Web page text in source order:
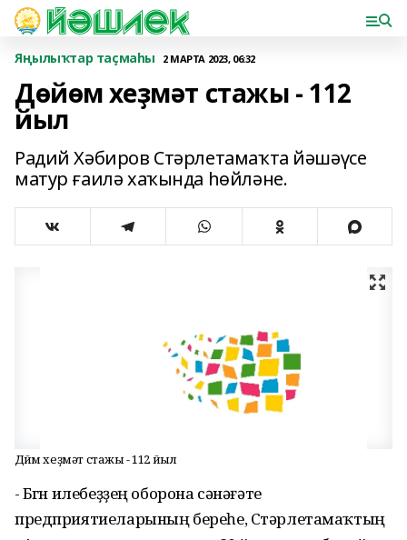
Яңылыҡтар таҫмаһы 2 МАРТА 2023, 06:32
Дөйөм хеҙмәт стажы - 112
йыл
Радий Хәбиров Стәрлетамаҡта йәшәүсе
матур ғаилә хаҡында һөйләне.
Дөйөм хеҙмәт стажы - 112 йыл
- Бөгөн илебеҙҙең оборона сәнәғәте
предприятиеларының береһе, Стәрлетамаҡтың